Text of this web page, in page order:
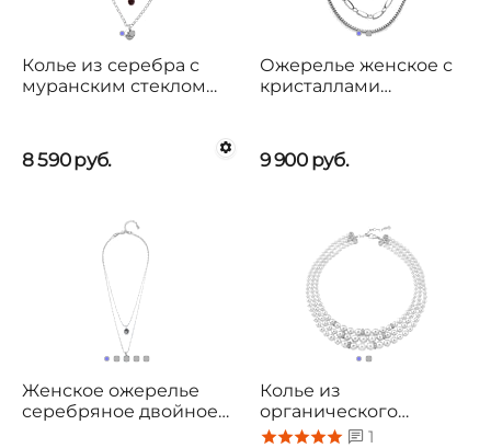
Колье из серебра с
муранским стеклом
8 590руб.
Ожерелье женское с
кристаллами
9 900 руб.
Женское ожерелье
серебряное двойное
Колье из
органического
жемчуга Majorica
1